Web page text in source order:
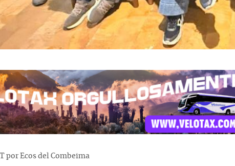
por Ecos del Combeima